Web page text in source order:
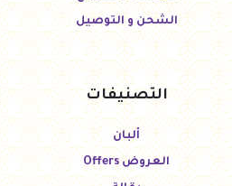
الشحن و التوصيل
التصنيفات
ألبان
العروض Offers